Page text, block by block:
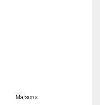
Maisons